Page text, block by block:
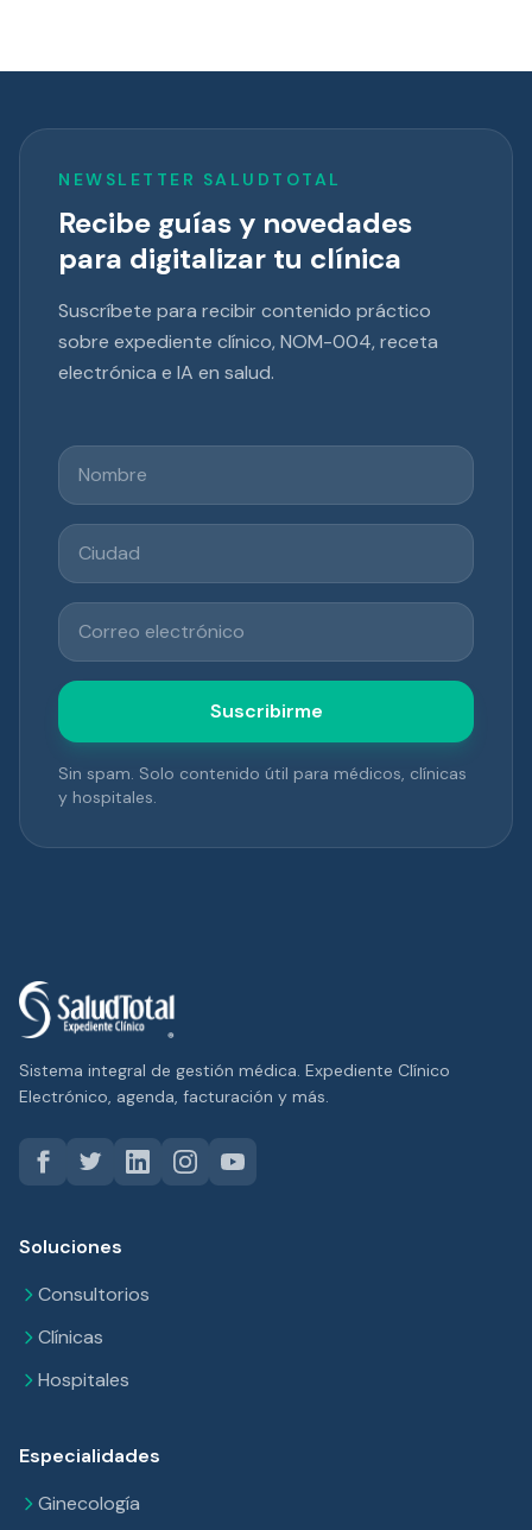
NEWSLETTER SALUDTOTAL
Recibe guías y novedades
para digitalizar tu clínica
Suscríbete para recibir contenido práctico
sobre expediente clínico, NOM-004, receta
electrónica e IA en salud.
Nombre
Ciudad
Correo electrónico
Suscribirme
Sin spam. Solo contenido útil para médicos, clínicas
y hospitales.
Sistema integral de gestión médica. Expediente Clínico
Electrónico, agenda, facturación y más.
Soluciones
Consultorios
Clínicas
Hospitales
Especialidades
Ginecología